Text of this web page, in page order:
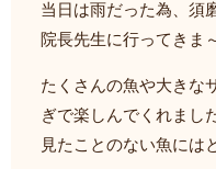
当日は雨だった為、須
院長先生に行ってきま
たくさんの魚や大きな
ぎで楽しんでくれまし
見たことのない魚には